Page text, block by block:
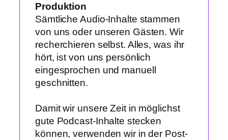
Produktion
Sämtliche Audio-Inhalte stammen
von uns oder unseren Gästen. Wir
recherchieren selbst. Alles, was ihr
hört, ist von uns persönlich
eingesprochen und manuell
geschnitten.
Damit wir unsere Zeit in möglichst
gute Podcast-Inhalte stecken
können, verwenden wir in der Post-